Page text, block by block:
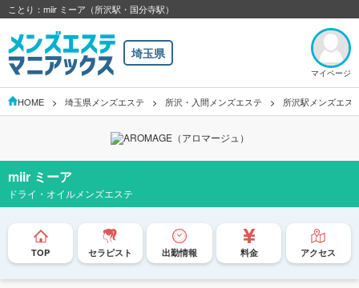
ことり：miir ミーア（所沢駅・国分寺駅）
埼玉県
マイページ
HOME 埼玉県メンズエステ 所沢・入間メンズエステ 所沢駅メンズエス
miir ミーア
ドライ・オイルメンズエステ
TOP セラピスト 出勤情報 料金 アクセス